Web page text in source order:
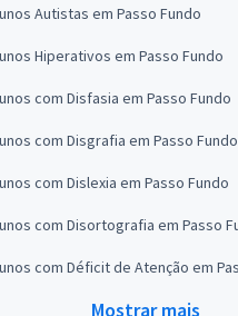
Autistas em Passo Fundo
Hiperativos em Passo Fundo
com Disfasia em Passo Fundo
com Disgrafia em Passo Fundo
com Dislexia em Passo Fundo
com Disortografia em Passo
com Déficit de Atenção em
Mostrar mais